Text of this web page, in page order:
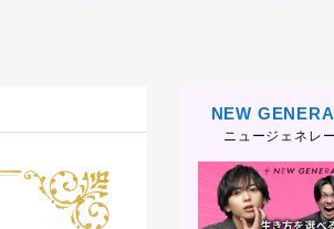
NEW
ニュージェネレ